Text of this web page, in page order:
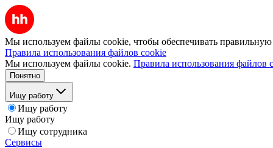
Мы используем файлы cookie, чтобы обеспечивать правильную
Правила использования файлов cookie
Мы используем файлы cookie. Правила использования файлов
Понятно
Ищу работу
Ищу работу
Ищу работу
Ищу сотрудника
Сервисы